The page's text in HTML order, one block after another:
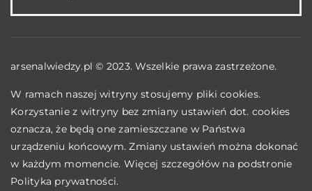
arsenalwiedzy.pl © 2023. Wszelkie prawa zastrzeżone.
W ramach naszej witryny stosujemy pliki cookies.
Korzystanie z witryny bez zmiany ustawień dot. cookies
oznacza, że będą one zamieszczane w Państwa
urządzeniu końcowym. Zmiany ustawień można dokonać
w każdym momencie. Więcej szczegółów na podstronie
Polityka prywatności.